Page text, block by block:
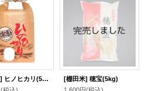
[棚田米] ヒノヒカリ(5kg)
[棚田米] 穂宝(5kg)